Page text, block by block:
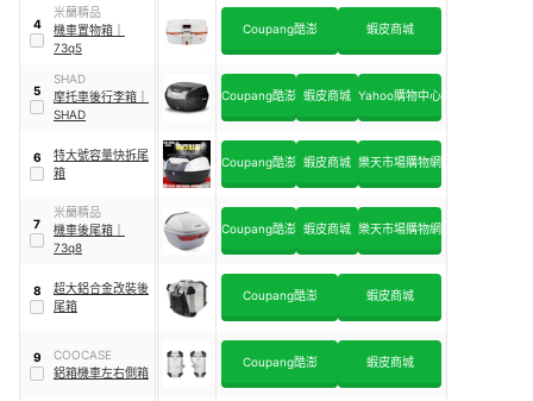
4
米蘭精品
機車置物箱
73q5
Coupang酷澎 蝦皮商城
5
SHAD
摩托車後行李箱
SHAD
Coupang酷澎 蝦皮商城 Yahoo購物中心
6
特大號容量快拆尾
箱
Coupang酷澎 蝦皮商城 樂天市場購物網
7
米蘭精品
機車後尾箱
73q8
Coupang酷澎 蝦皮商城 樂天市場購物網
8
超大鋁合金改裝後
尾箱
Coupang酷澎 蝦皮商城
9
COOCASE
鋁箱機車左右側箱
Coupang酷澎 蝦皮商城